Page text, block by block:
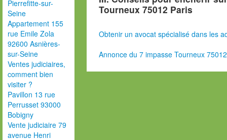
Pierrefitte-sur-
Seine
Appartement 155
rue Emile Zola
92600 Asnières-
sur-Seine
Ventes judiciaires,
comment bien
visiter ?
Pavillon 13 rue
Perrusset 93000
Bobigny
Vente judiciaire 79
avenue Henri
Tourneux 75012 Paris
Obtenir un avocat spécialisé dans les
Annonce du 7 impasse Tourneux